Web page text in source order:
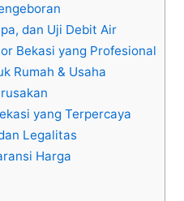
dan Uji Debit Air
Bekasi yang Profesional
Rumah & Usaha
yang Terpercaya
Legalitas
Harga